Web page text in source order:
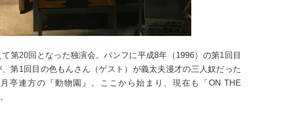
第20回となった独演会。パンフに平成8年（1996）の第1回目
第1回目の色もんさん（ゲスト）が義太夫漫才の三人奴だった
亭連方の『動物園』。ここから始まり、現在も「ON THE